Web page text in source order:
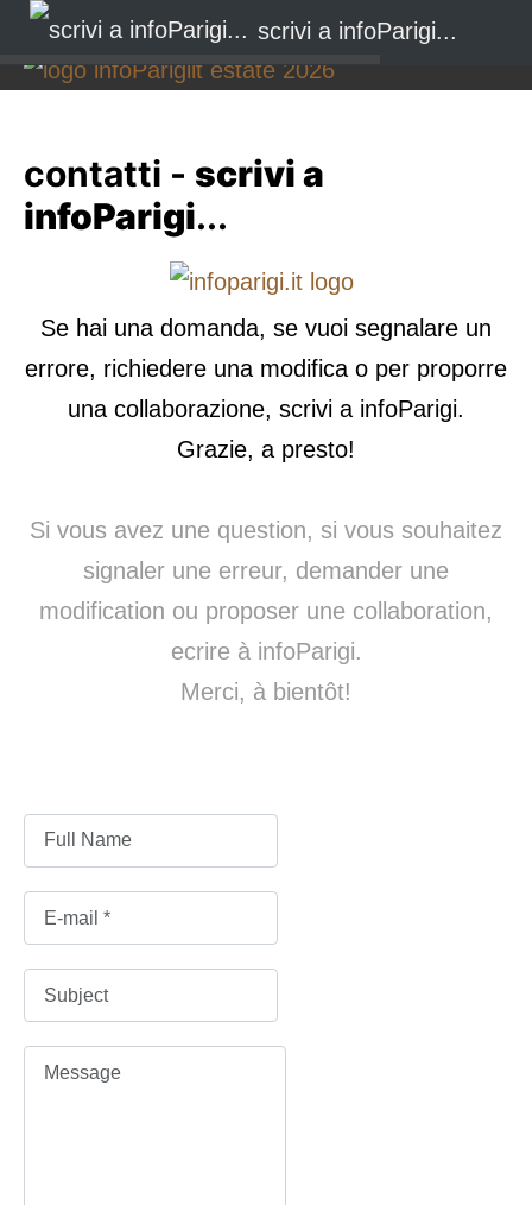
contatti - scrivi a
infoParigi...
Se hai una domanda, se vuoi segnalare un
errore, richiedere una modifica o per proporre
una collaborazione, scrivi a infoParigi.
Grazie, a presto!
Si vous avez une question, si vous souhaitez
signaler une erreur, demander une
modification ou proposer une collaboration,
ecrire à infoParigi.
Merci, à bientôt!
scrivi a infoParigi...